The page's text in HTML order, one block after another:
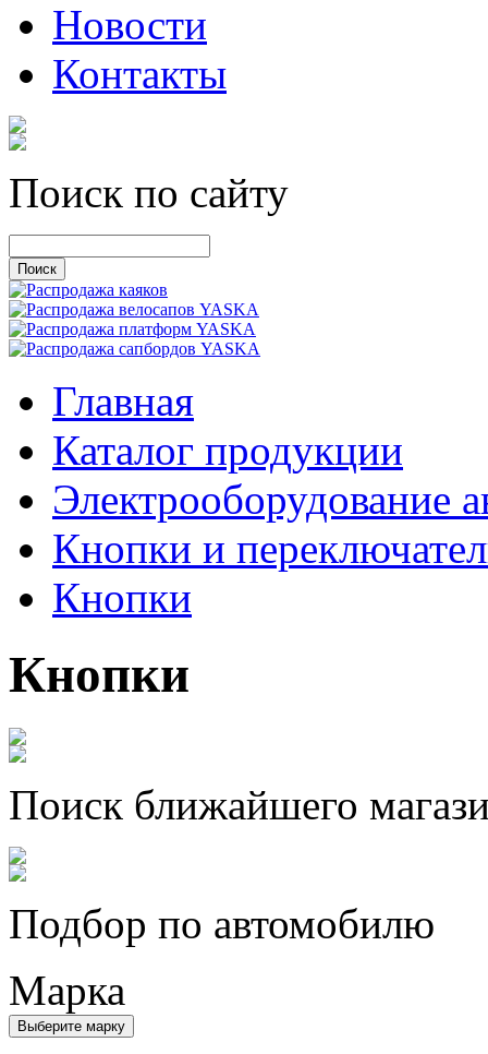
Новости
Контакты
Поиск по сайту
Главная
Каталог продукции
Электрооборудование
Кнопки и
Кнопки
Кнопки
Поиск ближайшего
Подбор по автомобилю
Марка
Выберите марку